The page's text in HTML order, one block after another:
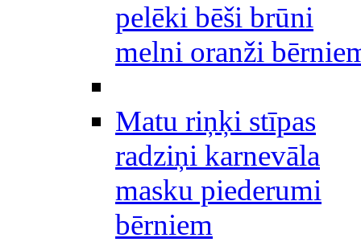
pelēki bēši brūni
melni oranži
Matu riņķi stīpas
radziņi karnevāla
masku piederumi
bērniem